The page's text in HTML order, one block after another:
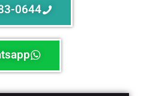
0644